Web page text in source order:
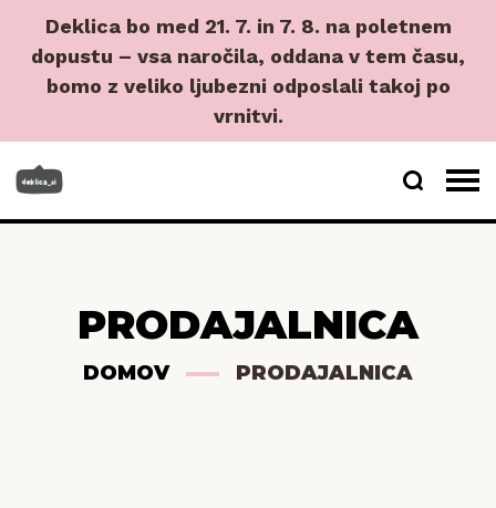
Deklica bo med 21. 7. in 7. 8. na poletnem
dopustu – vsa naročila, oddana v tem času,
bomo z veliko ljubezni odposlali takoj po
vrnitvi.
PRODAJALNICA
DOMOV PRODAJALNICA